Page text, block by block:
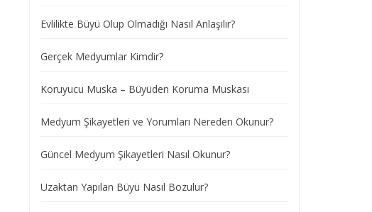
Evlilikte Büyü Olup Olmadığı Nasıl Anlaşılır?
Gerçek Medyumlar Kimdir?
Koruyucu Muska – Büyüden Koruma Muskası
Medyum Şikayetleri ve Yorumları Nereden Okunur?
Güncel Medyum Şikayetleri Nasıl Okunur?
Uzaktan Yapılan Büyü Nasıl Bozulur?